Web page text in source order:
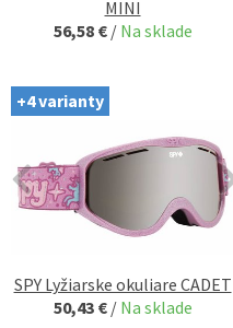
MINI
56,58 € / Na sklade
+4 varianty
SPY Lyžiarske okuliare CADET
50,43 € / Na sklade